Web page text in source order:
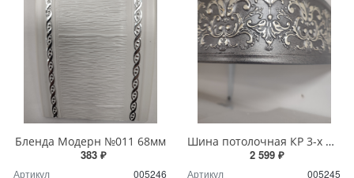
Бленда Модерн №011 68мм
383 ₽
Артикул
005246
Шина потолочная КР 3-х ряд 3м с блендой+повороты Дамаск серый
2 599 ₽
Артикул
005245